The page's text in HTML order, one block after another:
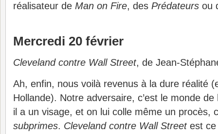
réalisateur de Man on Fire, des Prédateurs ou
Mercredi 20 février
Cleveland contre Wall Street, de Jean-
Ah, enfin, nous voilà revenus à la dure réalité
Hollande). Notre adversaire, c’est le monde de
il a un visage, et on lui colle même un procès,
subprimes. Cleveland contre Wall Streetest ce